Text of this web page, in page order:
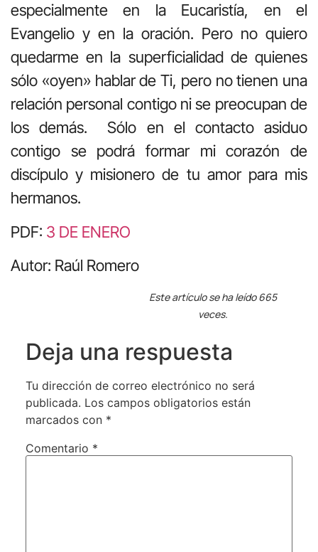
especialmente en la Eucaristía, en el
Evangelio y en la oración. Pero no quiero
quedarme en la superficialidad de quienes
sólo «oyen» hablar de Ti, pero no tienen una
relación personal contigo ni se preocupan de
los demás. Sólo en el contacto asiduo
contigo se podrá formar mi corazón de
discípulo y misionero de tu amor para mis
hermanos.
PDF: 3 DE ENERO
Autor: Raúl Romero
Este artículo se ha leído 665
veces.
Deja una respuesta
Tu dirección de correo electrónico no será
publicada. Los campos obligatorios están
marcados con *
Comentario *